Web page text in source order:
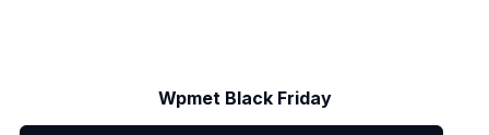
Wpmet Black Friday